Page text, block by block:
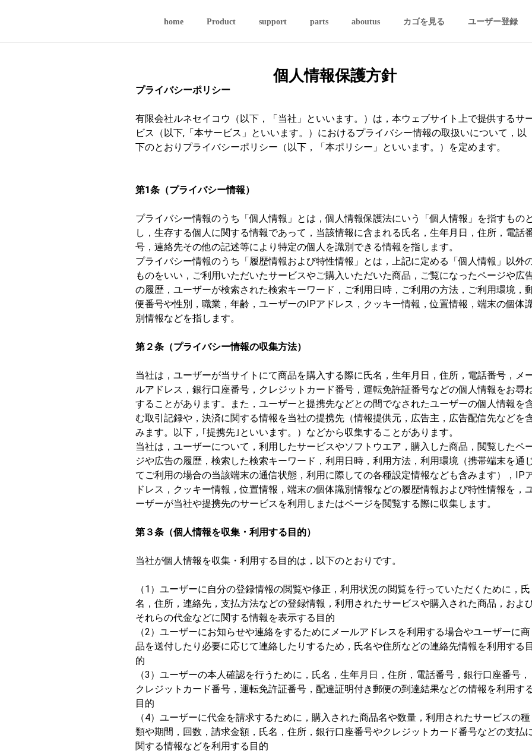
home Product support parts aboutus カゴを見る ユーザー登録
個人情報保護方針
プライバシーポリシー
有限会社ルネセイコウ（以下，「当社」といいます。）は，本ウェブサイト上で提供するサ
ビス（以下,「本サービス」といいます。）におけるプライバシー情報の取扱いについて，以
下のとおりプライバシーポリシー（以下，「本ポリシー」といいます。）を定めます。
第1条（プライバシー情報）
プライバシー情報のうち「個人情報」とは，個人情報保護法にいう「個人情報」を指すものと
し，生存する個人に関する情報であって，当該情報に含まれる氏名，生年月日，住所，電話
号，連絡先その他の記述等により特定の個人を識別できる情報を指します。
プライバシー情報のうち「履歴情報および特性情報」とは，上記に定める「個人情報」以外
ものをいい，ご利用いただいたサービスやご購入いただいた商品，ご覧になったページや広
の履歴，ユーザーが検索された検索キーワード，ご利用日時，ご利用の方法，ご利用環境，
便番号や性別，職業，年齢，ユーザーのIPアドレス，クッキー情報，位置情報，端末の個体
別情報などを指します。
第２条（プライバシー情報の収集方法）
当社は，ユーザーが当サイトにて商品を購入する際に氏名，生年月日，住所，電話番号，メ
ルアドレス，銀行口座番号，クレジットカード番号，運転免許証番号などの個人情報をお尋
することがあります。また，ユーザーと提携先などとの間でなされたユーザーの個人情報を
む取引記録や，決済に関する情報を当社の提携先（情報提供元，広告主，広告配信先などを
みます。以下，｢提携先｣といいます。）などから収集することがあります。
当社は，ユーザーについて，利用したサービスやソフトウエア，購入した商品，閲覧したペ
ジや広告の履歴，検索した検索キーワード，利用日時，利用方法，利用環境（携帯端末を通
てご利用の場合の当該端末の通信状態，利用に際しての各種設定情報なども含みます），IP
ドレス，クッキー情報，位置情報，端末の個体識別情報などの履歴情報および特性情報を，
ーザーが当社や提携先のサービスを利用しまたはページを閲覧する際に収集します。
第３条（個人情報を収集・利用する目的）
当社が個人情報を収集・利用する目的は，以下のとおりです。
（1）ユーザーに自分の登録情報の閲覧や修正，利用状況の閲覧を行っていただくために，氏
名，住所，連絡先，支払方法などの登録情報，利用されたサービスや購入された商品，およ
それらの代金などに関する情報を表示する目的
（2）ユーザーにお知らせや連絡をするためにメールアドレスを利用する場合やユーザーに商
品を送付したり必要に応じて連絡したりするため，氏名や住所などの連絡先情報を利用する目
的
（3）ユーザーの本人確認を行うために，氏名，生年月日，住所，電話番号，銀行口座番号，
クレジットカード番号，運転免許証番号，配達証明付き郵便の到達結果などの情報を利用す
目的
（4）ユーザーに代金を請求するために，購入された商品名や数量，利用されたサービスの種
類や期間，回数，請求金額，氏名，住所，銀行口座番号やクレジットカード番号などの支払
関する情報などを利用する目的